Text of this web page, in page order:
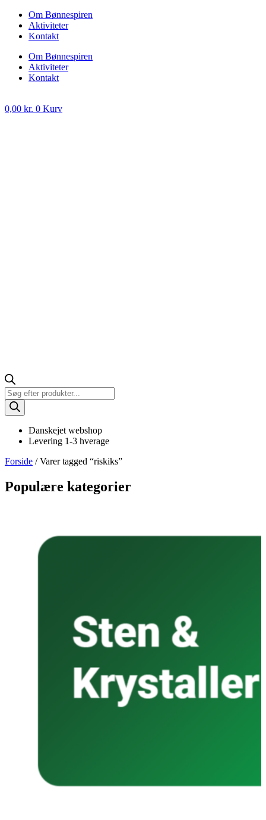
Om Bønnespiren
Aktiviteter
Kontakt
Om Bønnespiren
Aktiviteter
Kontakt
0,00 kr. 0 Kurv
Products
search
Danskejet webshop
Levering 1-3 hverage
Forside / Varer tagged “riskiks”
Populære kategorier